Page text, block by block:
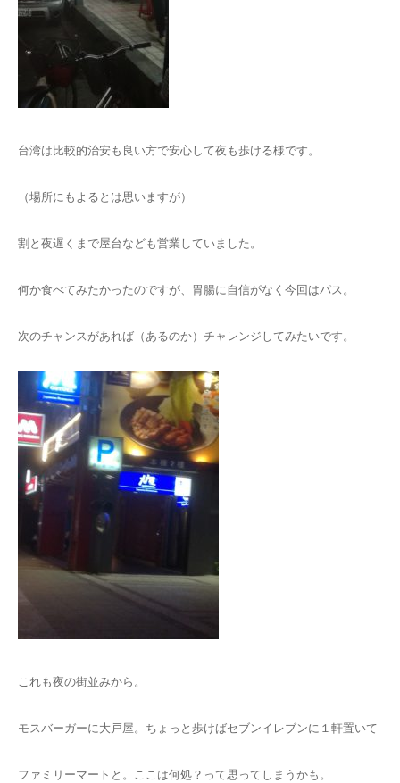
台湾は比較的治安も良い方で安心して夜も歩ける様です。
（場所にもよるとは思いますが）
割と夜遅くまで屋台なども営業していました。
何か食べてみたかったのですが、胃腸に自信がなく今回はパス。
次のチャンスがあれば（あるのか）チャレンジしてみたいです。
これも夜の街並みから。
モスバーガーに大戸屋。ちょっと歩けばセブンイレブンに１軒置いて
ファミリーマートと。ここは何処？って思ってしまうかも。